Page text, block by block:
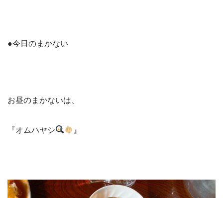
●今日のまかない
お昼のまかないは、
『オムハヤシ 』